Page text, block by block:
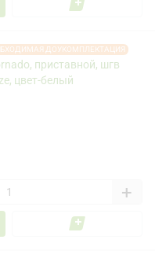
ДОУКОМПЛЕКТАЦИЯ
приставной, шгв
цвет-белый
+